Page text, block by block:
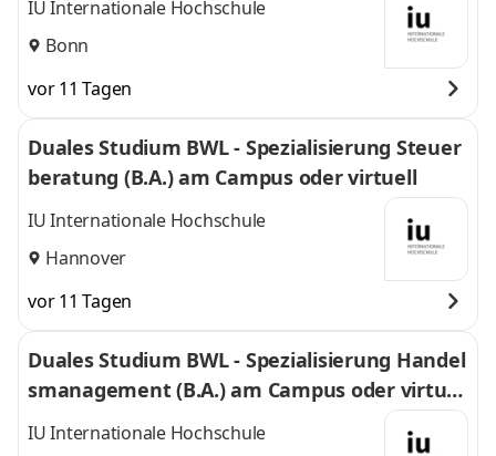
IU Internationale Hochschule
Bonn
vor 11 Tagen
Duales Studium BWL - Spezialisierung Steuer
beratung (B.A.) am Campus oder virtuell
IU Internationale Hochschule
Hannover
vor 11 Tagen
Duales Studium BWL - Spezialisierung Handel
smanagement (B.A.) am Campus oder virtuel
l
IU Internationale Hochschule